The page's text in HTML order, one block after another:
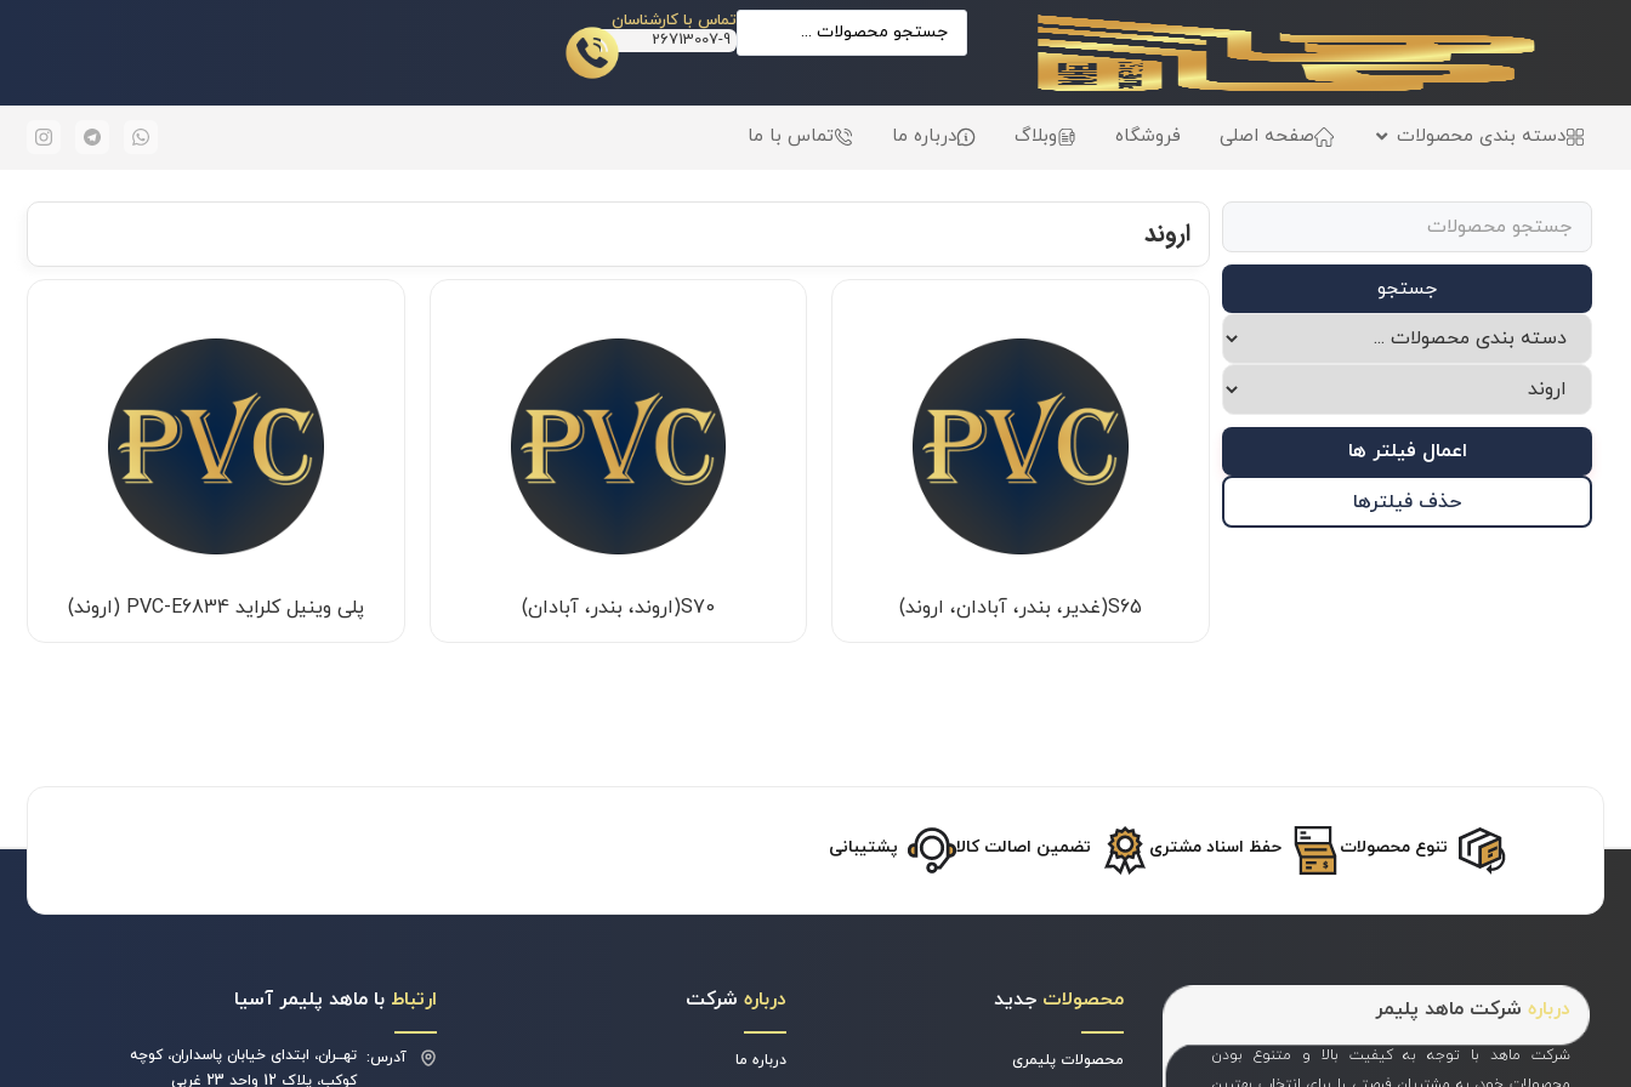
تماس با کارشناسان
26713007-9
دسته بندی محصولات صفحه اصلی فروشگاه وبلاگ درباره ما تماس با ما
جستجو
اعمال فیلتر ها
حذف فیلترها
اروند
S65(غدیر، بندر، آبادان، اروند) S70(اروند، بندر، آبادان) پلی وینیل کلراید PVC-E6834 (اروند)
تنوع محصولات حفظ اسناد مشتری تضمین اصالت کالا پشتیبانی
درباره شرکت ماهد پلیمر
شرکت ماهد با توجه به کیفیت بالا و متنوع بودن
محصولات جدید
محصولات پلیمری
درباره شرکت
درباره ما
ارتباط با ماهد پلیمر آسیا
آدرس: تهــران، ابتدای خیابان پاسداران، کوچه
کوکب، پلاک 12 واحد 23 غربی